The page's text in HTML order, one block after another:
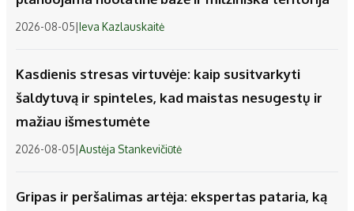
2026-08-05|Ieva Kazlauskaitė
Kasdienis stresas virtuvėje: kaip susitvarkyti
šaldytuvą ir spinteles, kad maistas nesugestų ir
mažiau išmestumėte
2026-08-05|Austėja Stankevičiūtė
Gripas ir peršalimas artėja: ekspertas pataria, ką